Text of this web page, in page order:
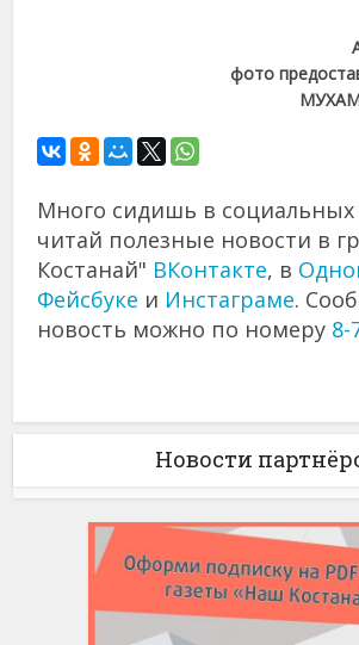
фото
Много сидишь в социальных
читай полезные новости в
Костанай" ВКонтакте, в
Фейсбуке и Инстаграме.
новость можно по номеру 8-
Новости